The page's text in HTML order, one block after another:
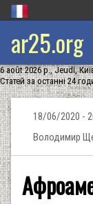
ar25.org
6 août 2026 р., Jeudi,
Статей за останні 24
18/06/2020 -
Володимир